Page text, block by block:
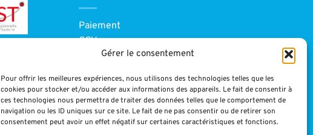
Gérer le consentement
Pour offrir les meilleures expériences, nous utilisons des technologies telles que les
cookies pour stocker et/ou accéder aux informations des appareils. Le fait de consentir à
ces technologies nous permettra de traiter des données telles que le comportement de
navigation ou les ID uniques sur ce site. Le fait de ne pas consentir ou de retirer son
consentement peut avoir un effet négatif sur certaines caractéristiques et fonctions.
Paiement
CGV